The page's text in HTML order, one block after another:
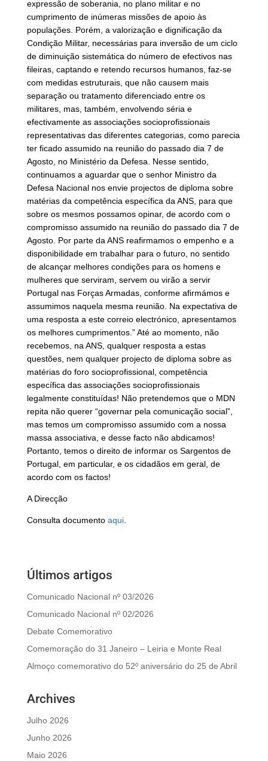
expressão de soberania, no plano militar e no
cumprimento de inúmeras missões de apoio às
populações. Porém, a valorização e dignificação da
Condição Militar, necessárias para inversão de um ciclo
de diminuição sistemática do número de efectivos nas
fileiras, captando e retendo recursos humanos, faz-se
com medidas estruturais, que não causem mais
separação ou tratamento diferenciado entre os
militares, mas, também, envolvendo séria e
efectivamente as associações socioprofissionais
representativas das diferentes categorias, como parecia
ter ficado assumido na reunião do passado dia 7 de
Agosto, no Ministério da Defesa. Nesse sentido,
continuamos a aguardar que o senhor Ministro da
Defesa Nacional nos envie projectos de diploma sobre
matérias da competência específica da ANS, para que
sobre os mesmos possamos opinar, de acordo com o
compromisso assumido na reunião do passado dia 7 de
Agosto. Por parte da ANS reafirmamos o empenho e a
disponibilidade em trabalhar para o futuro, no sentido
de alcançar melhores condições para os homens e
mulheres que serviram, servem ou virão a servir
Portugal nas Forças Armadas, conforme afirmámos e
assumimos naquela mesma reunião. Na expectativa de
uma resposta a este correio electrónico, apresentamos
os melhores cumprimentos.” Até ao momento, não
recebemos, na ANS, qualquer resposta a estas
questões, nem qualquer projecto de diploma sobre as
matérias do foro socioprofissional, competência
específica das associações socioprofissionais
legalmente constituídas! Não pretendemos que o MDN
repita não querer “governar pela comunicação social”,
mas temos um compromisso assumido com a nossa
massa associativa, e desse facto não abdicamos!
Portanto, temos o direito de informar os Sargentos de
Portugal, em particular, e os cidadãos em geral, de
acordo com os factos!
A Direcção
Consulta documento aqui.
Últimos artigos
Comunicado Nacional nº 03/2026
Comunicado Nacional nº 02/2026
Debate Comemorativo
Comemoração do 31 Janeiro – Leiria e Monte Real
Almoço comemorativo do 52º aniversário do 25 de Abril
Archives
Julho 2026
Junho 2026
Maio 2026